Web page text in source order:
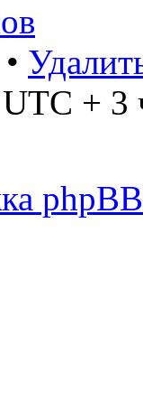
•
+ 3
phpBB